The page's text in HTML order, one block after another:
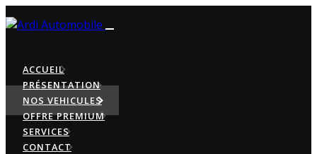
ACCUEIL
PRÉSENTATION
NOS VEHICULES
OFFRE PREMIUM
SERVICES
CONTACT